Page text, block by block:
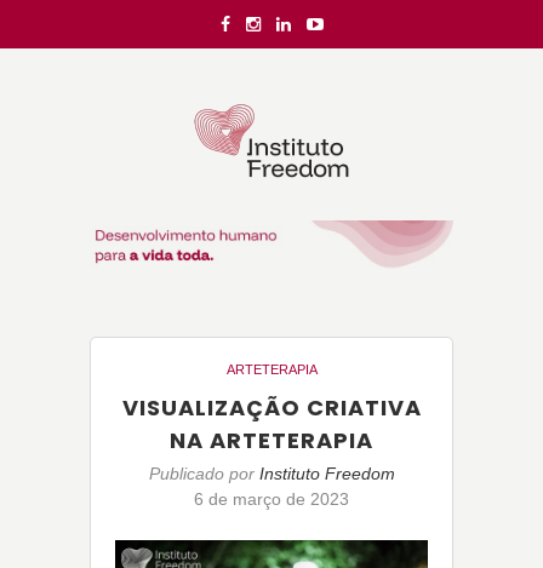
ARTETERAPIA
VISUALIZAÇÃO CRIATIVA
NA ARTETERAPIA
Publicado por Instituto Freedom
6 de março de 2023